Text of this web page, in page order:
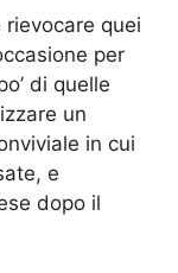
quei
per
di quelle
un
in cui
e
dopo il